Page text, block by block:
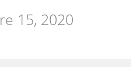
15, 2020